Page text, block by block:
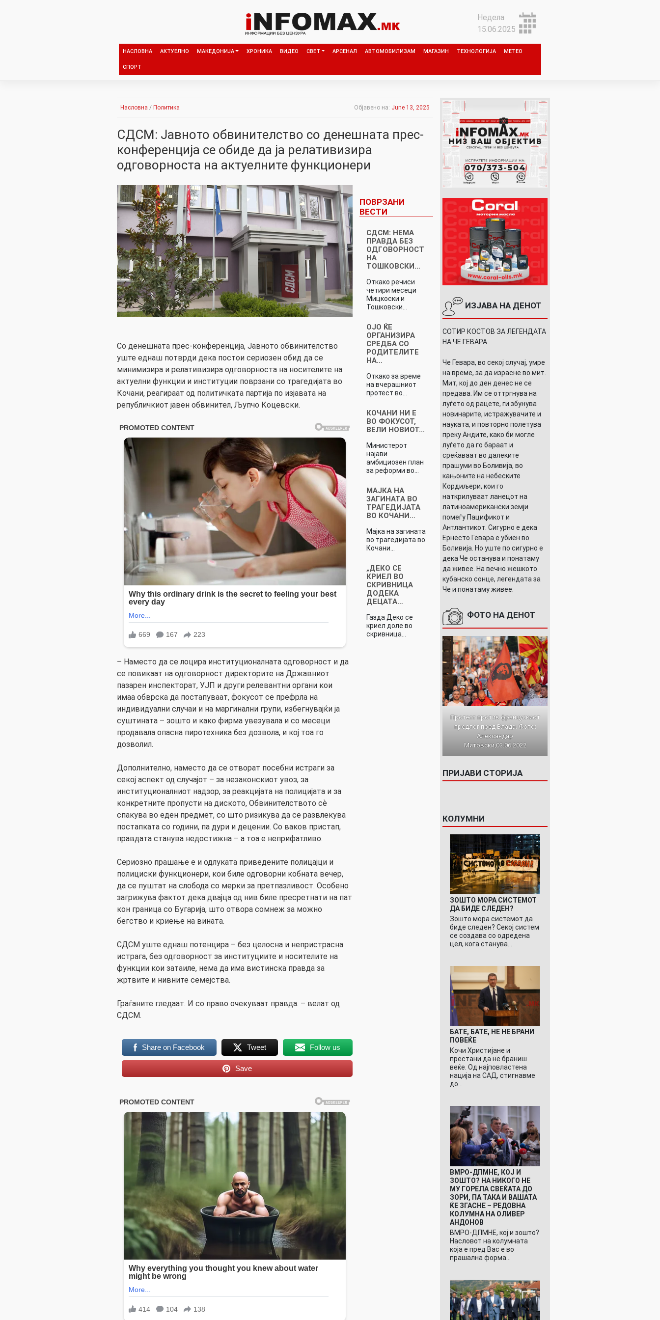
Недела
15.06.2025
НАСЛОВНА АКТУЕЛНО МАКЕДОНИЈА ХРОНИКА ВИДЕО СВЕТ АРСЕНАЛ АВТОМОБИЛИЗАМ МАГАЗИН ТЕХНОЛОГИЈА МЕТЕО
СПОРТ
Насловна / Политика Објавено на: June 13, 2025
СДСМ: Јавното обвинителство со денешната прес-
конференција се обиде да ја релативизира
одговорноста на актуелните функционери
Со денешната прес-конференција, Јавното обвинителство
уште еднаш потврди дека постои сериозен обид да се
минимизира и релативизира одговорноста на носителите на
актуелни функции и институции поврзани со трагедијата во
Кочани, реагираат од политичката партија по изјавата на
републичкиот јавен обвинител, Љупчо Коцевски.
– Наместо да се лоцира институционалната одговорност и да
се повикаат на одговорност директорите на Државниот
пазарен инспекторат, УЈП и други релевантни органи кои
имаа обврска да постапуваат, фокусот се префрла на
индивидуални случаи и на маргинални групи, избегнувајќи ја
суштината – зошто и како фирма увезувала и со месеци
продавала опасна пиротехника без дозвола, и кој тоа го
дозволил.
Дополнително, наместо да се отворат посебни истраги за
секој аспект од случајот – за незаконскиот увоз, за
институционалниот надзор, за реакцијата на полицијата и за
конкретните пропусти на диското, Обвинителството сѐ
спакува во еден предмет, со што ризикува да се развлекува
постапката со години, па дури и децении. Со ваков пристап,
правдата станува недостижна – а тоа е неприфатливо.
Сериозно прашање е и одлуката приведените полицајци и
полициски функционери, кои биле одговорни кобната вечер,
да се пуштат на слобода со мерки за претпазливост. Особено
загрижува фактот дека двајца од нив биле пресретнати на пат
кон граница со Бугарија, што отвора сомнеж за можно
бегство и криење на вината.
СДСМ уште еднаш потенцира – без целосна и непристрасна
истрага, без одговорност за институциите и носителите на
функции кои затаиле, нема да има вистинска правда за
жртвите и нивните семејства.
Граѓаните гледаат. И со право очекуваат правда. – велат од
СДСМ.
Share on Facebook Tweet Follow us
Save
ПОВРЗАНИ
ВЕСТИ
СДСМ: НЕМА
ПРАВДА БЕЗ
ОДГОВОРНОСТ
НА
ТОШКОВСКИ…
Откако речиси
четири месеци
Мицкоски и
Тошковски…
ОЈО ЌЕ
ОРГАНИЗИРА
СРЕДБА СО
РОДИТЕЛИТЕ
НА…
Откако за време
на вчерашниот
протест во…
КОЧАНИ НИ Е
ВО ФОКУСОТ,
ВЕЛИ НОВИОТ…
Министерот
најави
амбициозен план
за реформи во…
МАЈКА НА
ЗАГИНАТА ВО
ТРАГЕДИЈАТА
ВО КОЧАНИ…
Мајка на загината
во трагедијата во
Кочани…
„ДЕКО СЕ
КРИЕЛ ВО
СКРИВНИЦА
ДОДЕКА
ДЕЦАТА…
Газда Деко се
криел доле во
скривница…
ИЗЈАВА НА ДЕНОТ
СОТИР КОСТОВ ЗА ЛЕГЕНДАТА
НА ЧЕ ГЕВАРА
Че Гевара, во секој случај, умре
на време, за да израсне во мит.
Мит, кој до ден денес не се
предава. Им се оттргнува на
луѓето од рацете, ги збунува
новинарите, истражувачите и
науката, и повторно полетува
преку Андите, како би могле
луѓето да го бараат и
среќаваат во далеките
прашуми во Боливија, во
кањоните на небеските
Кордиљери, кои го
наткрилуваат ланецот на
латиноамерикански земји
помеѓу Пацификот и
Антлантикот. Сигурно е дека
Ернесто Гевара е убиен во
Боливија. Но уште по сигурно е
дека Че останува и понатаму
да живее. На вечно жешкото
кубанско сонце, легендата за
Че и понатаму живее.
ФОТО НА ДЕНОТ
Протест против францускиот
предлог пред Влада. Фото:
Александар
Митовски,03.06.2022
ПРИЈАВИ СТОРИЈА
КОЛУМНИ
ЗОШТО МОРА СИСТЕМОТ
ДА БИДЕ СЛЕДЕН?
Зошто мора системот да
биде следен? Секој систем
се создава со одредена
цел, кога станува…
БАТЕ, БАТЕ, НЕ НЕ БРАНИ
ПОВЕЌЕ
Кочи Христијане и
престани да не браниш
веќе. Од најповластена
нација на САД, стигнавме
до…
ВМРО-ДПМНЕ, КОЈ И
ЗОШТО? НА НИКОГО НЕ
МУ ГОРЕЛА СВЕЌАТА ДО
ЗОРИ, ПА ТАКА И ВАШАТА
ЌЕ ЗГАСНЕ – РЕДОВНА
КОЛУМНА НА ОЛИВЕР
АНДОНОВ
ВМРО-ДПМНЕ, кој и зошто?
Насловот на колумната
која е пред Вас е во
прашална форма…